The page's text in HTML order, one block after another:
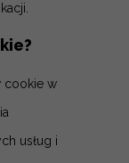
cookie w
usług i